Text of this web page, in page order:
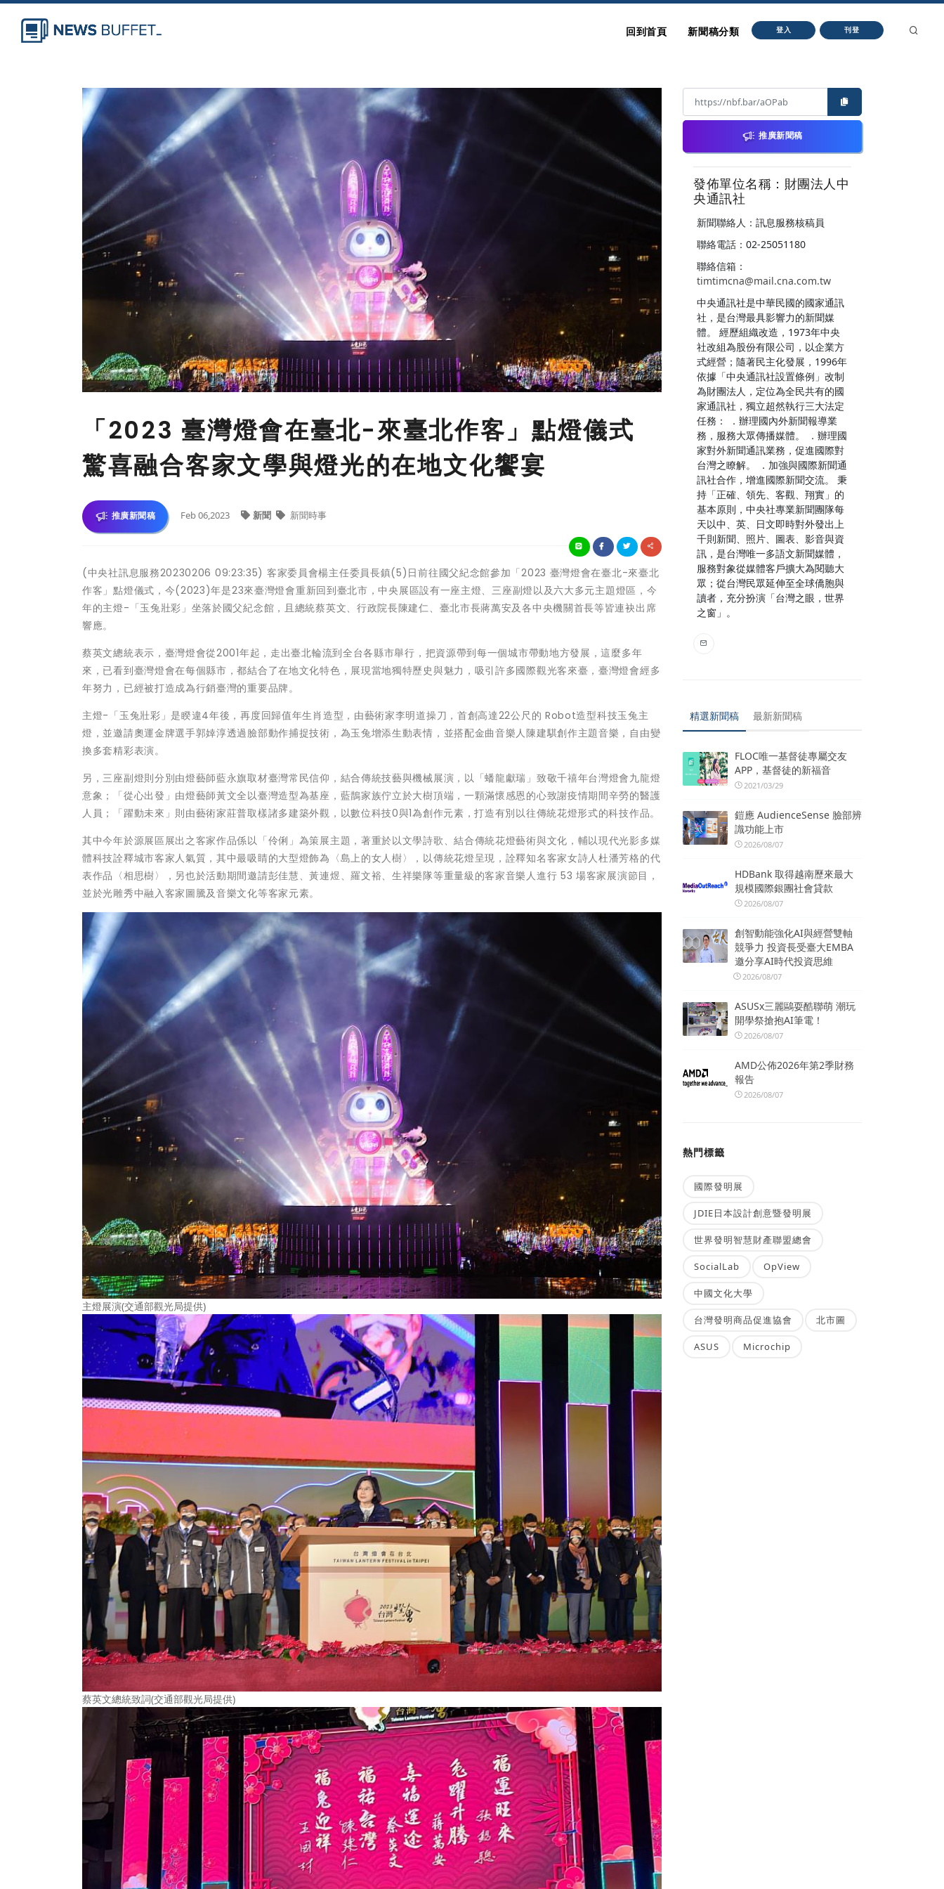
回到首頁 新聞稿分類 登入 刊登
「2023 臺灣燈會在臺北-來臺北作客」點燈儀式
驚喜融合客家文學與燈光的在地文化饗宴
推廣新聞稿 Feb 06,2023 新聞 新聞時事
(中央社訊息服務20230206 09:23:35) 客家委員會楊主任委員長鎮(5)日前往國父紀念館參加「2023 臺灣燈會在臺北-來臺北
作客」點燈儀式，今(2023)年是23來臺灣燈會重新回到臺北市，中央展區設有一座主燈、三座副燈以及六大多元主題燈區，今
年的主燈-「玉兔壯彩」坐落於國父紀念館，且總統蔡英文、行政院長陳建仁、臺北市長蔣萬安及各中央機關首長等皆連袂出席
響應。
蔡英文總統表示，臺灣燈會從2001年起，走出臺北輪流到全台各縣市舉行，把資源帶到每一個城市帶動地方發展，這麼多年
來，已看到臺灣燈會在每個縣市，都結合了在地文化特色，展現當地獨特歷史與魅力，吸引許多國際觀光客來臺，臺灣燈會經多
年努力，已經被打造成為行銷臺灣的重要品牌。
主燈-「玉兔壯彩」是睽違4年後，再度回歸值年生肖造型，由藝術家李明道操刀，首創高達22公尺的 Robot造型科技玉兔主
燈，並邀請奧運金牌選手郭婞淳透過臉部動作捕捉技術，為玉兔增添生動表情，並搭配金曲音樂人陳建騏創作主題音樂，自由變
換多套精彩表演。
另，三座副燈則分別由燈藝師藍永旗取材臺灣常民信仰，結合傳統技藝與機械展演，以「蟠龍獻瑞」致敬千禧年台灣燈會九龍燈
意象；「從心出發」由燈藝師黃文全以臺灣造型為基座，藍鵲家族佇立於大樹頂端，一顆滿懷感恩的心致謝疫情期間辛勞的醫護
人員；「躍動未來」則由藝術家莊普取樣諸多建築外觀，以數位科技0與1為創作元素，打造有別以往傳統花燈形式的科技作品。
其中今年於源展區展出之客家作品係以「伶俐」為策展主題，著重於以文學詩歌、結合傳統花燈藝術與文化，輔以現代光影多媒
體科技詮釋城市客家人氣質，其中最吸睛的大型燈飾為〈島上的女人樹〉，以傳統花燈呈現，詮釋知名客家女詩人杜潘芳格的代
表作品〈相思樹〉，另也於活動期間邀請彭佳慧、黃連煜、羅文裕、生祥樂隊等重量級的客家音樂人進行 53 場客家展演節目，
並於光雕秀中融入客家圖騰及音樂文化等客家元素。
主燈展演(交通部觀光局提供)
蔡英文總統致詞(交通部觀光局提供)
推廣新聞稿
發佈單位名稱：財團法人中
央通訊社
新聞聯絡人：訊息服務核稿員
聯絡電話：02-25051180
聯絡信箱：
timtimcna@mail.cna.com.tw
中央通訊社是中華民國的國家通訊
社，是台灣最具影響力的新聞媒
體。 經歷組織改造，1973年中央
社改組為股份有限公司，以企業方
式經營；隨著民主化發展，1996年
依據「中央通訊社設置條例」改制
為財團法人，定位為全民共有的國
家通訊社，獨立超然執行三大法定
任務： ．辦理國內外新聞報導業
務，服務大眾傳播媒體。 ．辦理國
家對外新聞通訊業務，促進國際對
台灣之瞭解。 ．加強與國際新聞通
訊社合作，增進國際新聞交流。 秉
持「正確、領先、客觀、翔實」的
基本原則，中央社專業新聞團隊每
天以中、英、日文即時對外發出上
千則新聞、照片、圖表、影音與資
訊，是台灣唯一多語文新聞媒體，
服務對象從媒體客戶擴大為閱聽大
眾；從台灣民眾延伸至全球僑胞與
讀者，充分扮演「台灣之眼，世界
之窗」。
精選新聞稿 最新新聞稿
FLOC唯一基督徒專屬交友
APP，基督徒的新福音
2021/03/29
鎧應 AudienceSense 臉部辨
識功能上市
2026/08/07
HDBank 取得越南歷來最大
規模國際銀團社會貸款
2026/08/07
創智動能強化AI與經營雙軸
競爭力 投資長受臺大EMBA
邀分享AI時代投資思維
2026/08/07
ASUSx三麗鷗耍酷聯萌 潮玩
開學祭搶抱AI筆電！
2026/08/07
AMD公佈2026年第2季財務
報告
2026/08/07
熱門標籤
國際發明展
JDIE日本設計創意暨發明展
世界發明智慧財產聯盟總會
SocialLab OpView
中國文化大學
台灣發明商品促進協會 北市圖
ASUS Microchip